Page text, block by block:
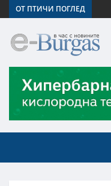
ОТ ПТИЧИ ПОГЛЕД